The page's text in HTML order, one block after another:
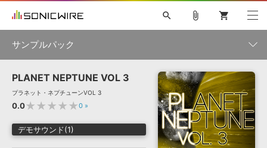
ソフト音源 »
プラグイン・エフェクト »
キャンペーン »
search
初音ミク NT 鏡音リン・レン V4X 巡音ルカ V4X
MEIKO V3
KAITO V3
VOCALOID TOONTRACK
SPITFIRE AUDIO
VIENNA
EZ DRUMMER 3
ライセンスフリーBGM
サンプルパックを試そう
ボーカル抜き出し
DUBSTEP
MUTANT
ROUTER.FM
attach_file shopping_cart
サンプルパック
製品一覧
ジャンル
PLANET NEPTUNE VOL 3
プラネット・ネプチューンVOL 3
0.0★★★★★0 »
デモサウンド(1)